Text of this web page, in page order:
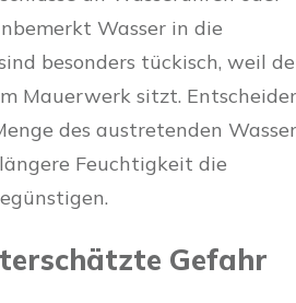
Wasser in die
besonders tückisch, weil
Mauerwerk sitzt.
des austretenden
Feuchtigkeit die
Gefahr